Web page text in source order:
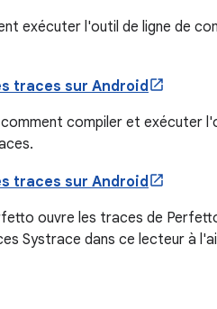
exécuter l'outil de ligne de
traces sur Android
compiler et exécuter
traces sur Android
ouvre les traces de
Systrace dans ce lecteur à